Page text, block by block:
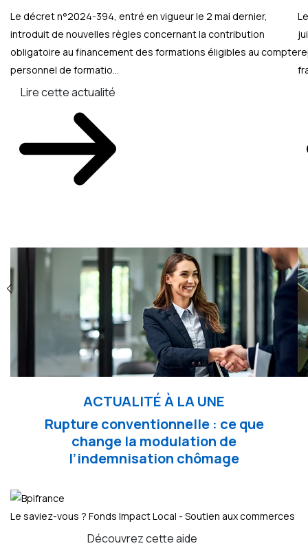
Le décret n°2024-394, entré en vigueur le 2 mai dernier,
introduit de nouvelles règles concernant la contribution
obligatoire au financement des formations éligibles au compte
personnel de formatio...
Lire cette actualité
ACTUALITÉ À LA UNE
Rupture conventionnelle : ce que
change la modulation de
l’indemnisation chômage
Le saviez-vous ? Fonds Impact Local - Soutien aux commerces
Découvrez cette aide